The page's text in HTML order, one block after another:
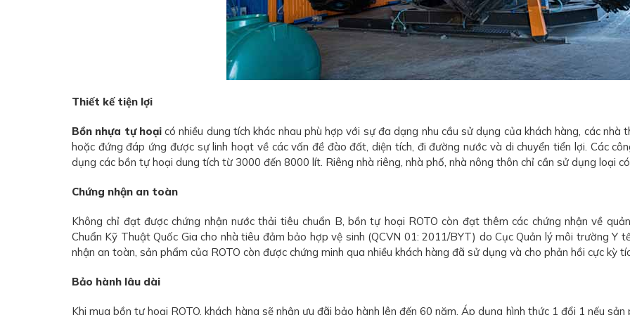
Thiết kế tiện lợi
Bồn nhựa tự hoạicó nhiều dung tích khác nhau phù hợp với sự đa dạng nhu cầu sử dụng của khách hàng, các
hoặc đứng đáp ứng được sự linh hoạt về các vấn đề đào đất, diện tích, đi đường nước và di chuyển tiển lợi. Các
dụng các bồn tự hoại dung tích từ 3000 đến 8000 lít. Riêng nhà riêng, nhà phố, nhà nông thôn chỉ cần sử dụng loại
Chứng nhận an toàn
Không chỉ đạt được chứng nhận nước thải tiêu chuẩn B, bồn tự hoại ROTO còn đạt thêm các chứng nhận về
Chuẩn Kỹ Thuật Quốc Gia cho nhà tiêu đảm bảo hợp vệ sinh (QCVN 01: 2011/BYT) do Cục Quản lý môi trường Y
nhận an toàn, sản phẩm của ROTO còn được chứng minh qua nhiều khách hàng đã sử dụng và cho phản hồi cực kỳ
Bảo hành lâu dài
Khi mua bồn tự hoại ROTO, khách hàng sẽ nhận ưu đãi bảo hành lên đến 60 năm. Áp dụng hình thức 1 đổi 1 nếu